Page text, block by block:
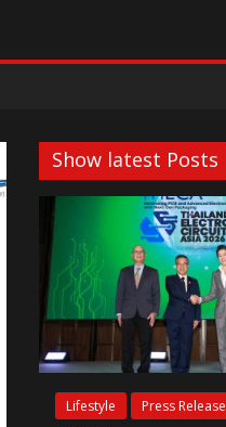
Show latest Posts
Lifestyle Press Release